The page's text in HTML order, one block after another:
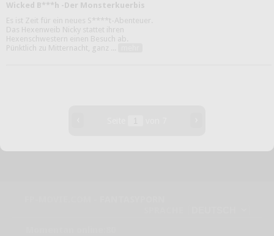
Wicked B***h -Der Monsterkuerbis
Es ist Zeit für ein neues S****t-Abenteuer.
Das Hexenweib Nicky stattet ihren
Hexenschwestern einen Besuch ab.
Pünktlich zu Mitternacht, ganz ...